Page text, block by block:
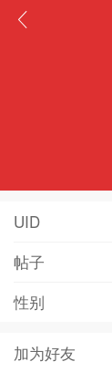
UID
帖子
性别
加为好友